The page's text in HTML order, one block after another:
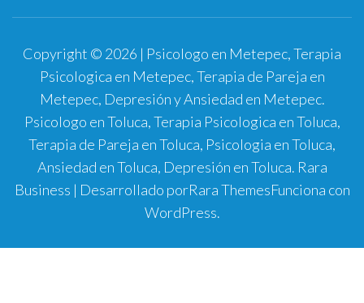
Copyright © 2026 | Psicologo en Metepec, Terapia
Psicologica en Metepec, Terapia de Pareja en
Metepec, Depresión y Ansiedad en Metepec.
Psicologo en Toluca, Terapia Psicologica en Toluca,
Terapia de Pareja en Toluca, Psicologia en Toluca,
Ansiedad en Toluca, Depresión en Toluca. Rara
Business | Desarrollado porRara ThemesFunciona con
WordPress.